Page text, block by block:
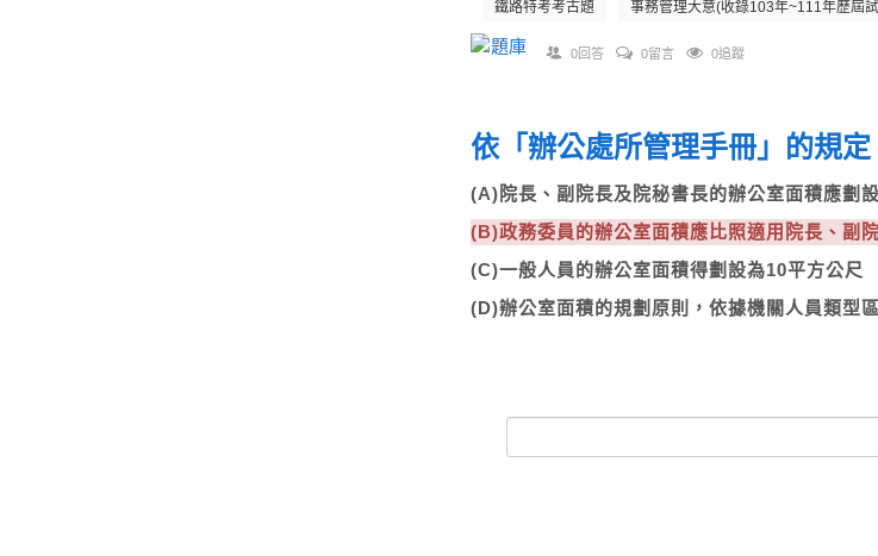
鐵路特考考古題 事務管理大意(收錄103年~111年歷屆
0回答 0留言 0追蹤
依「辦公處所管理手冊」的規
(A)院長、副院長及院秘書長的辦公室面積應劃
(B)政務委員的辦公室面積應比照適用院長、副
(C)一般人員的辦公室面積得劃設為10平方公尺
(D)辦公室面積的規劃原則，依據機關人員類型